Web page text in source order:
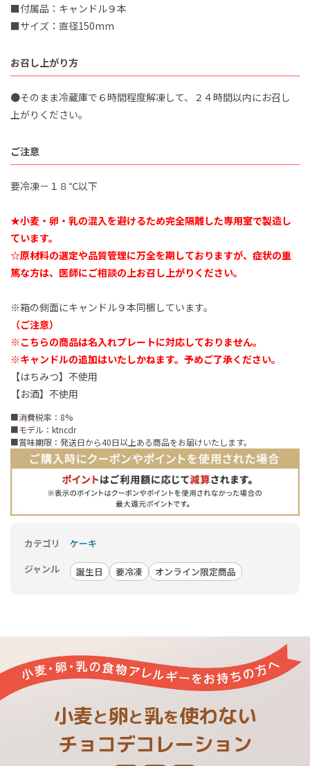
■付属品：キャンドル９本
■サイズ：直径150mm
お召し上がり方
●そのまま冷蔵庫で６時間程度解凍して、２４時間以内にお召し
上がりください。
ご注意
要冷凍－１８℃以下
★小麦・卵・乳の混入を避けるため完全隔離した専用室で製造し
ています。
☆原材料の選定や品質管理に万全を期しておりますが、症状の重
篤な方は、医師にご相談の上お召し上がりください。
※箱の側面にキャンドル９本同梱しています。
（ご注意）
※こちらの商品は名入れプレートに対応しておりません。
※キャンドルの追加はいたしかねます。予めご了承ください。
【はちみつ】不使用
【お酒】不使用
■消費税率：8%
■モデル：ktncdr
■賞味期限：発送日から40日以上ある商品をお届けいたします。
カテゴリ
ケーキ
ジャンル
誕生日 要冷凍 オンライン限定商品
小麦と卵と乳を使わない
チョコデコレーション